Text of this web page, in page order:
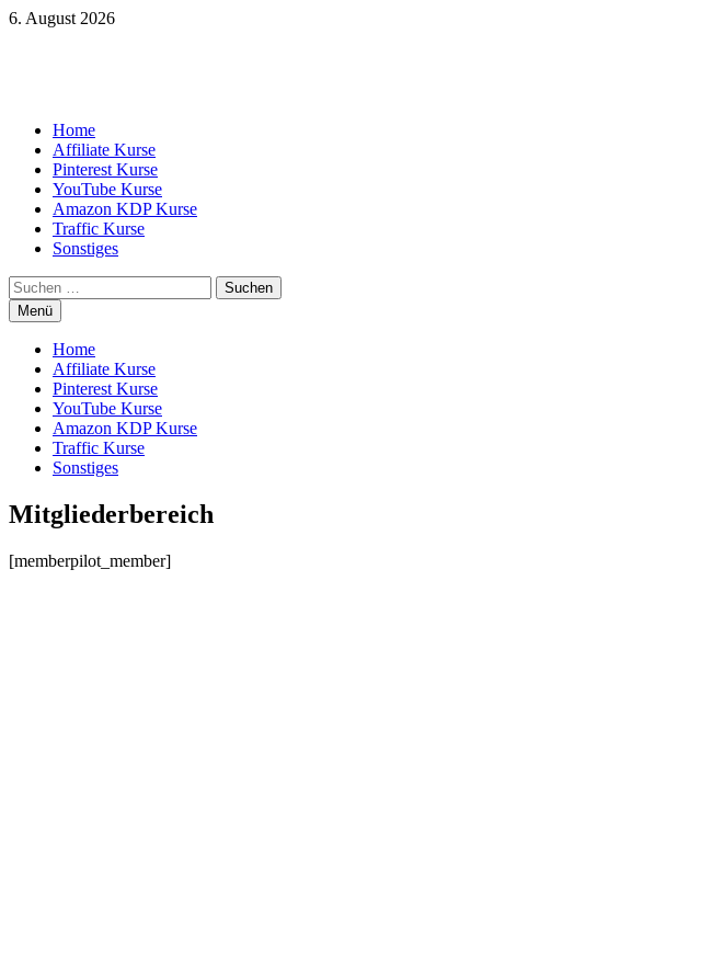
Zum
6. August 2026
Home
Affiliate Kurse
Pinterest Kurse
YouTube Kurse
Amazon KDP Kurse
Traffic Kurse
Sonstiges
Suchen
nach:
Menü
Home
Affiliate Kurse
Pinterest Kurse
YouTube Kurse
Amazon KDP Kurse
Traffic Kurse
Sonstiges
Mitgliederbereich
[memberpilot_member]